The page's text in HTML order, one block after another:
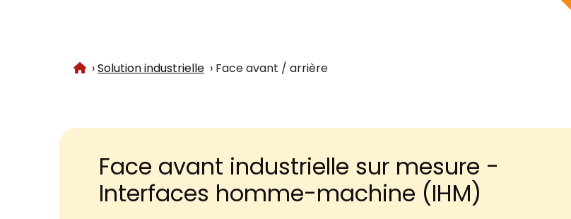
Accueil
Solution industrielle Face avant / arrière
Face avant industrielle sur mesure -
Interfaces homme-machine (IHM)